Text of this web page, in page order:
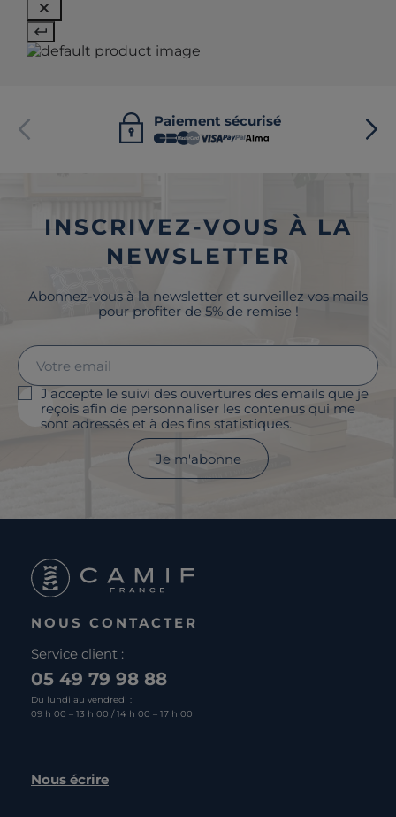
Paiement sécurisé
INSCRIVEZ-VOUS À LA
NEWSLETTER
Abonnez-vous à la newsletter et surveillez vos mails
pour profiter de 5% de remise !
J'accepte le suivi des ouvertures des emails que je
reçois afin de personnaliser les contenus qui me
sont adressés et à des fins statistiques.
Je m'abonne
NOUS CONTACTER
Service client :
05 49 79 98 88
Du lundi au vendredi :
09 h 00 – 13 h 00 / 14 h 00 – 17 h 00
Nous écrire